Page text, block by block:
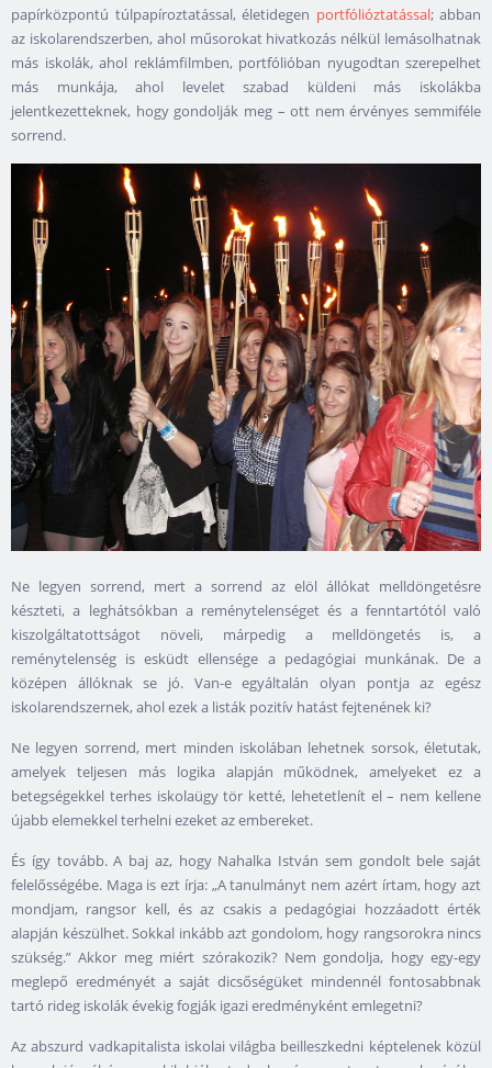
papírközpontú túlpapíroztatással, életidegen portfólióztatással; abban
az iskolarendszerben, ahol műsorokat hivatkozás nélkül lemásolhatnak
más iskolák, ahol reklámfilmben, portfólióban nyugodtan szerepelhet
más munkája, ahol levelet szabad küldeni más iskolákba
jelentkezetteknek, hogy gondolják meg – ott nem érvényes semmiféle
sorrend.
Ne legyen sorrend, mert a sorrend az elöl állókat melldöngetésre
készteti, a leghátsókban a reménytelenséget és a fenntartótól való
kiszolgáltatottságot növeli, márpedig a melldöngetés is, a
reménytelenség is esküdt ellensége a pedagógiai munkának. De a
középen állóknak se jó. Van-e egyáltalán olyan pontja az egész
iskolarendszernek, ahol ezek a listák pozitív hatást fejtenének ki?
Ne legyen sorrend, mert minden iskolában lehetnek sorsok, életutak,
amelyek teljesen más logika alapján működnek, amelyeket ez a
betegségekkel terhes iskolaügy tör ketté, lehetetlenít el – nem kellene
újabb elemekkel terhelni ezeket az embereket.
És így tovább. A baj az, hogy Nahalka István sem gondolt bele saját
felelősségébe. Maga is ezt írja: „A tanulmányt nem azért írtam, hogy azt
mondjam, rangsor kell, és az csakis a pedagógiai hozzáadott érték
alapján készülhet. Sokkal inkább azt gondolom, hogy rangsorokra nincs
szükség.” Akkor meg miért szórakozik? Nem gondolja, hogy egy-egy
meglepő eredményét a saját dicsőségüket mindennél fontosabbnak
tartó rideg iskolák évekig fogják igazi eredményként emlegetni?
Az abszurd vadkapitalista iskolai világba beilleszkedni képtelenek közül